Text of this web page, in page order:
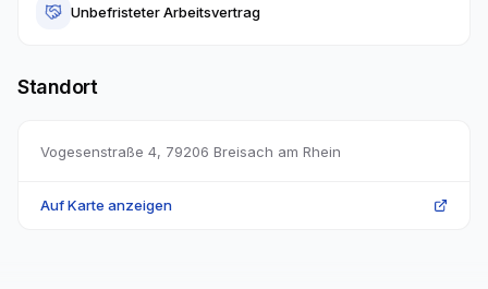
Unbefristeter Arbeitsvertrag
Standort
Vogesenstraße 4, 79206 Breisach am Rhein
Auf Karte anzeigen